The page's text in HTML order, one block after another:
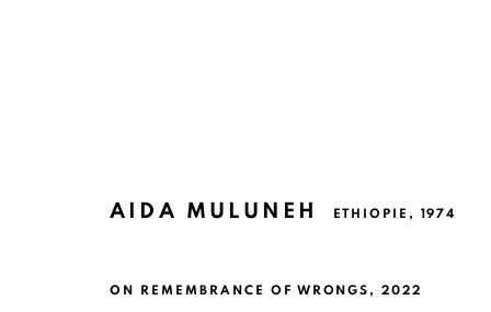
AIDA MULUNEH ETHIOPIE, 1974
ON REMEMBRANCE OF WRONGS ,2022